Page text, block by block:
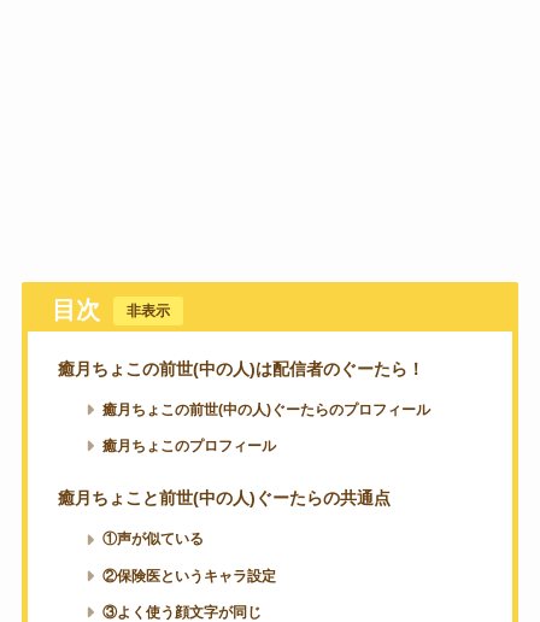
目次 [非表示
癒月ちょこの前世(中の人)は配信者のぐーたら！
癒月ちょこの前世(中の人)ぐーたらのプロフィール
癒月ちょこのプロフィール
癒月ちょこと前世(中の人)ぐーたらの共通点
①声が似ている
②保険医というキャラ設定
③よく使う顔文字が同じ